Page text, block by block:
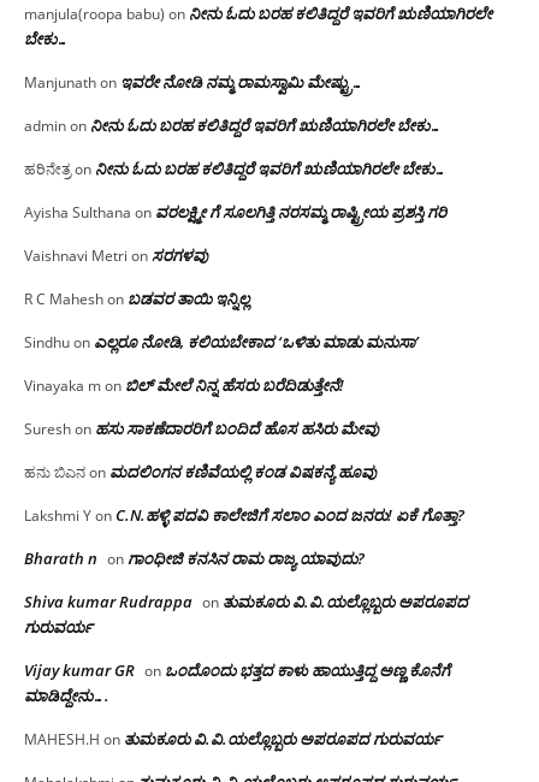
manjula(roopa babu) on ನೀನು ಓದು ಬರಹ ಕಲಿತಿದ್ದರೆ ಇವರಿಗೆ ಋಣಿಯಾಗಿರಲೇ
ಬೇಕು…
Manjunathon ಇವರೇ‌ ನೋಡಿ‌ ನಮ್ಮ‌ ರಾಮಸ್ವಾಮಿ ಮೇಷ್ಟ್ರು…
adminon ನೀನು ಓದು ಬರಹ ಕಲಿತಿದ್ದರೆ ಇವರಿಗೆ ಋಣಿಯಾಗಿರಲೇ ಬೇಕು…
ಹರಿನೇತ್ರon ನೀನು ಓದು ಬರಹ ಕಲಿತಿದ್ದರೆ ಇವರಿಗೆ ಋಣಿಯಾಗಿರಲೇ ಬೇಕು…
Ayisha Sulthana on ವರಲಕ್ಷ್ಮೀ ಗೆ ಸೂಲಗಿತ್ತಿ ನರಸಮ್ಮ‌ ರಾಷ್ಟ್ರೀಯ ಪ್ರಶಸ್ತಿ ಗರಿ
Vaishnavi Metri onಸರಗಳವು
R C Maheshon ಬಡವರ ತಾಯಿ ಇನ್ನಿಲ್ಲ
Sindhuon ಎಲ್ಲರೂ ನೋಡಿ, ಕಲಿಯಬೇಕಾದ ‘ಒಳಿತು ಮಾಡು ಮನುಸಾ’
Vinayaka mon ಬಿಲ್ ಮೇಲೆ ನಿನ್ನ ಹೆಸರು ಬರೆದಿಡುತ್ತೇನೆ!
Sureshon ಹಸು ಸಾಕಣೆದಾರರಿಗೆ ಬಂದಿದೆ ಹೊಸ ಹಸಿರು ಮೇವು
ಹನು ಬಿಎನon ಮದಲಿಂಗನ ಕಣಿವೆಯಲ್ಲಿ ಕಂಡ ವಿಷಕನ್ಯೆ ಹೂವು
Lakshmi YonC.N.ಹಳ್ಳಿ ಪದವಿ ಕಾಲೇಜಿಗೆ ಸಲಾಂ‌ ಎಂದ ಜನರು! ಏಕೆ ಗೊತ್ತಾ?
Bharath n onಗಾಂಧೀಜಿ ಕನಸಿನ ರಾಮ ರಾಜ್ಯ ಯಾವುದು?
Shiva kumar Rudrappa on ತುಮಕೂರು‌ ವಿ.ವಿ.ಯಲ್ಲೊಬ್ಬರು ಅಪರೂಪದ
ಗುರುವರ್ಯ
Vijay kumar GR on ಒಂದೊಂದು ಭತ್ತದ ಕಾಳು ಹಾಯುತ್ತಿದ್ದ ಅಣ್ಣ ಕೊನೆಗೆ
ಮಾಡಿದ್ದೇನು….
MAHESH.H on ತುಮಕೂರು‌ ವಿ.ವಿ.ಯಲ್ಲೊಬ್ಬರು ಅಪರೂಪದ ಗುರುವರ್ಯ